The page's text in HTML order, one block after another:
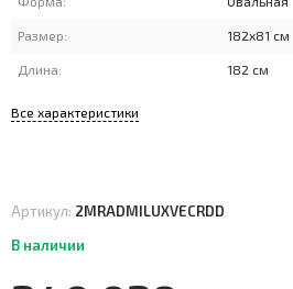
Размер: 182x81 см
Длина: 182 см
Все характеристики
Артикул: 2MRADMILUXVECRDD
В наличии